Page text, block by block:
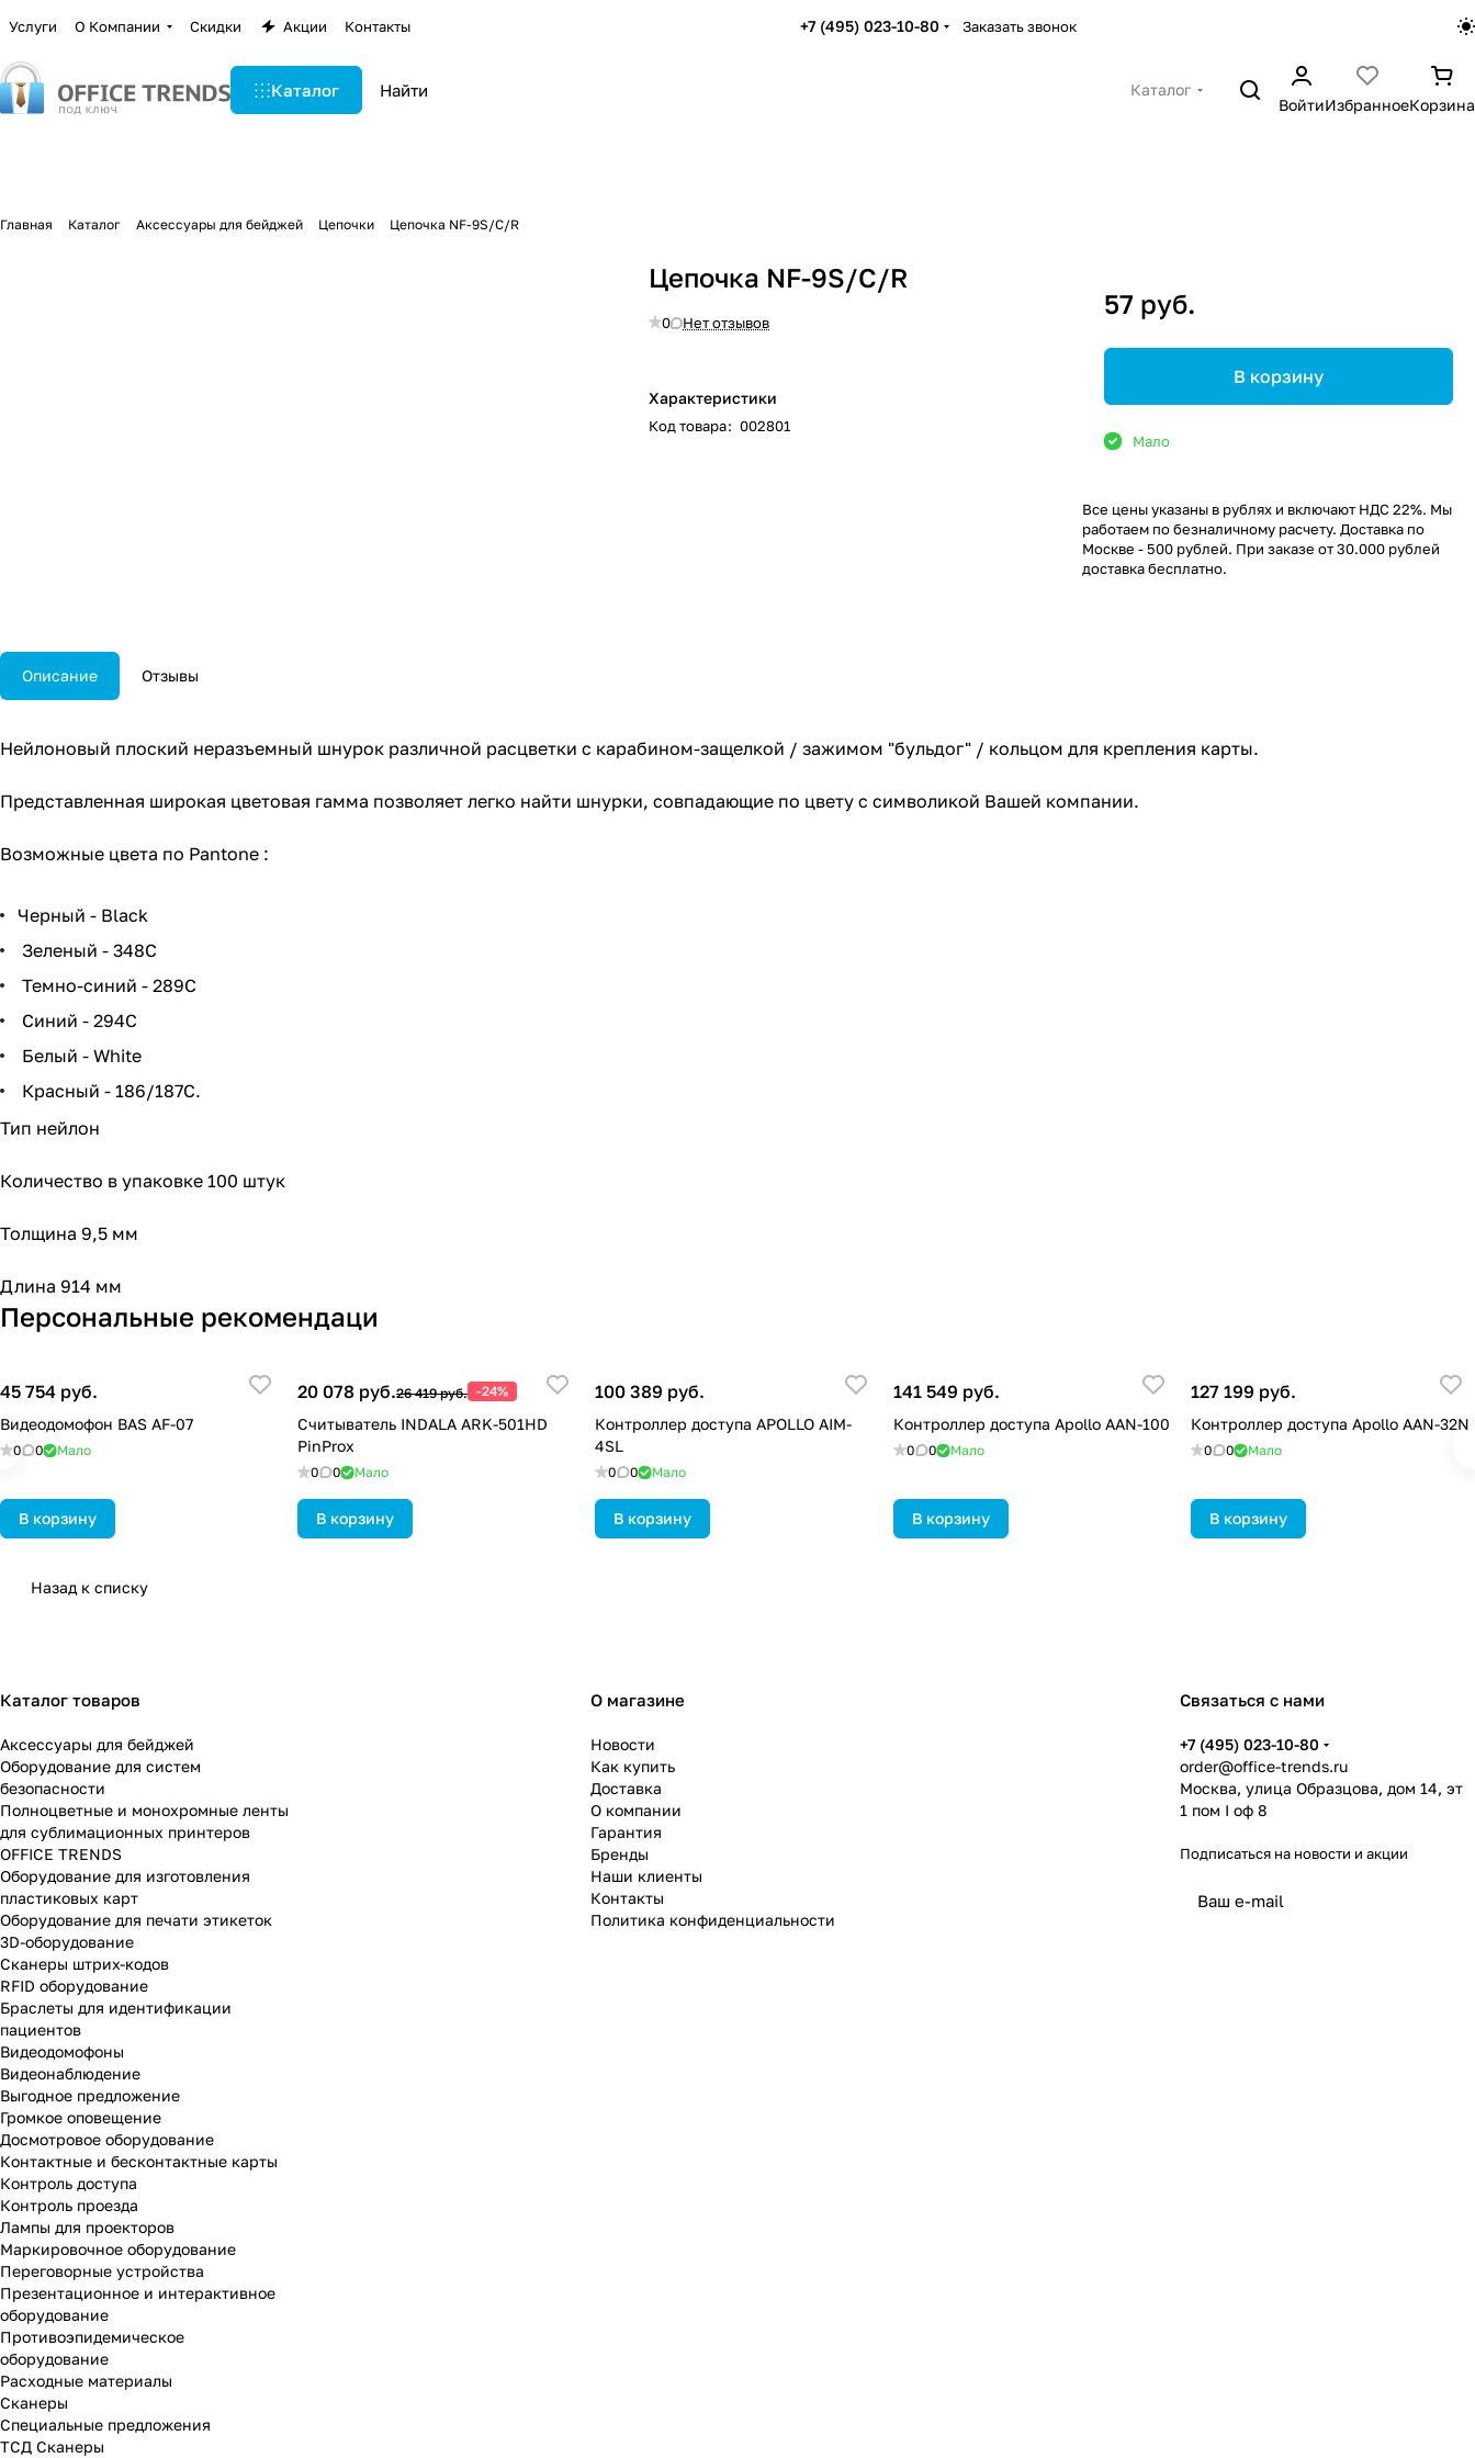
Услуги О Компании Скидки Акции Контакты +7 (495) 023-10-80 Заказать звонок
Каталог
Каталог
ВойтиИзбранноеКорзина
Главная Каталог Аксессуары для бейджей Цепочки Цепочка NF-9S/C/R
Цепочка NF-9S/C/R
0 Нет отзывов
Характеристики
Код товара: 002801
57 руб.
В корзину
Мало
Все цены указаны в рублях и включают НДС 22%. Мы
работаем по безналичному расчету. Доставка по
Москве - 500 рублей. При заказе от 30.000 рублей
доставка бесплатно.
Описание Отзывы
Нейлоновый плоский неразъемный шнурок различной расцветки с карабином-защелкой / зажимом "бульдог" / кольцом для крепления карты.
Представленная широкая цветовая гамма позволяет легко найти шнурки, совпадающие по цвету с символикой Вашей компании.
Возможные цвета по Pantone :
Черный - Black
Зеленый - 348C
Темно-синий - 289C
Синий - 294C
Белый - White
Красный - 186/187C.
Тип нейлон
Количество в упаковке 100 штук
Толщина 9,5 мм
Длина 914 мм
Персональные рекомендаци
45 754 руб.
Видеодомофон BAS AF-07
0 0 Мало
В корзину
20 078 руб.26 419 руб. -24%
Считыватель INDALA ARK-501HD
PinProx
0 0 Мало
В корзину
100 389 руб.
Контроллер доступа APOLLO AIM-
4SL
0 0 Мало
В корзину
141 549 руб.
Контроллер доступа Apollo AAN-100
0 0 Мало
В корзину
127 199 руб.
Контроллер доступа Apollo AAN-32N
0 0 Мало
В корзину
Назад к списку
Каталог товаров
Аксессуары для бейджей
Оборудование для систем
безопасности
Полноцветные и монохромные ленты
для сублимационных принтеров
OFFICE TRENDS
Оборудование для изготовления
пластиковых карт
Оборудование для печати этикеток
3D-оборудование
Cканеры штрих-кодов
RFID оборудование
Браслеты для идентификации
пациентов
Видеодомофоны
Видеонаблюдение
Выгодное предложение
Громкое оповещение
Досмотровое оборудование
Контактные и бесконтактные карты
Контроль доступа
Контроль проезда
Лампы для проекторов
Маркировочное оборудование
Переговорные устройства
Презентационное и интерактивное
оборудование
Противоэпидемическое
оборудование
Расходные материалы
Сканеры
Специальные предложения
ТСД Сканеры
О магазине
Новости
Как купить
Доставка
О компании
Гарантия
Бренды
Наши клиенты
Контакты
Политика конфиденциальности
Связаться с нами
+7 (495) 023-10-80
order@office-trends.ru
Москва, улица Образцова, дом 14, эт
1 пом I оф 8
Подписаться на новости и акции